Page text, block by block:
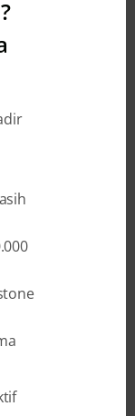
Sering
betul
situs
dengan